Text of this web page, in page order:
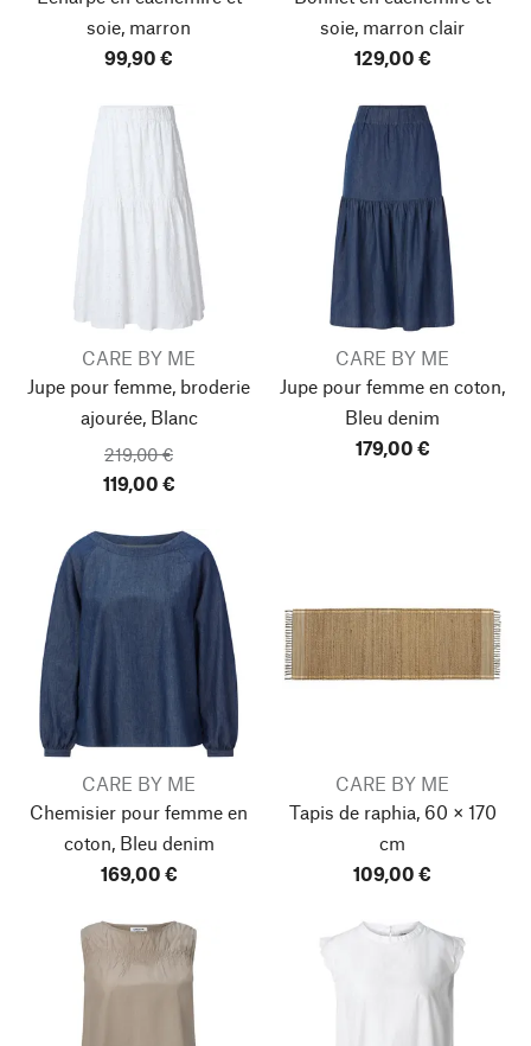
soie, marron
99,90 €
soie, marron clair
129,00 €
CARE BY ME
Jupe pour femme, broderie
ajourée, Blanc
219,00 €
119,00 €
CARE BY ME
Jupe pour femme en coton,
Bleu denim
179,00 €
CARE BY ME
Chemisier pour femme en
coton, Bleu denim
169,00 €
CARE BY ME
Tapis de raphia, 60 × 170
cm
109,00 €